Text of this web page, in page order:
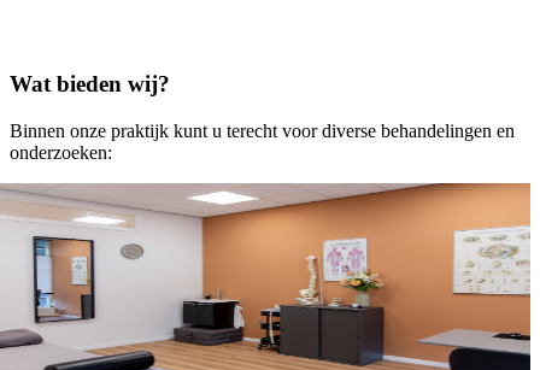
Wat bieden wij?
Binnen onze praktijk kunt u terecht voor diverse behandelingen en
onderzoeken: